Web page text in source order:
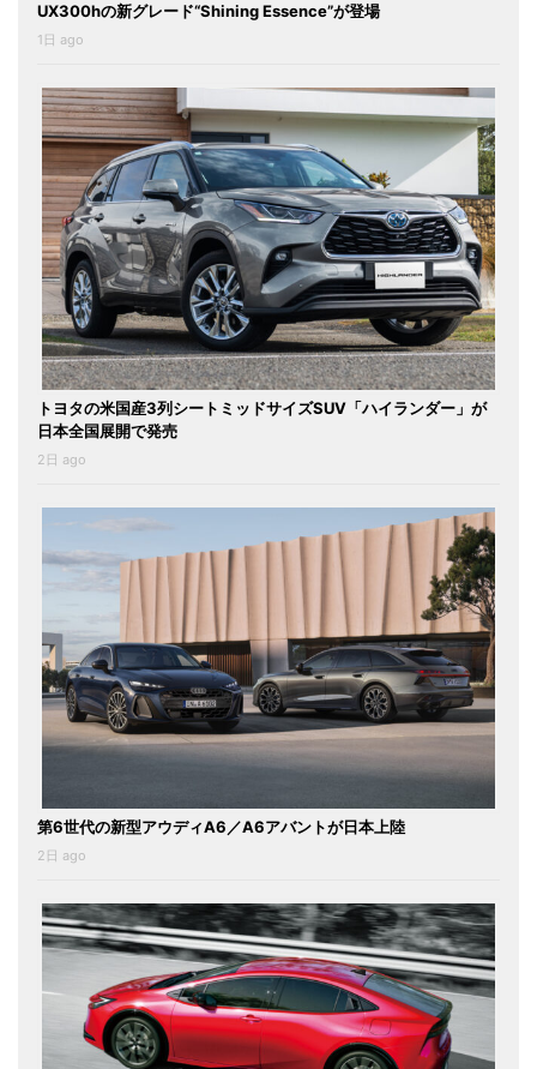
UX300hの新グレード“Shining Essence”が登場
1日 ago
トヨタの米国産3列シートミッドサイズSUV「ハイランダー」が
日本全国展開で発売
2日 ago
第6世代の新型アウディA6／A6アバントが日本上陸
2日 ago